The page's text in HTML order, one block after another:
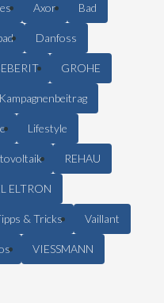
Axor Bad
Danfoss
GROHE
Kampagnenbeitrag
Lifestyle
REHAU
ELTRON
& Tricks Vaillant
VIESSMANN